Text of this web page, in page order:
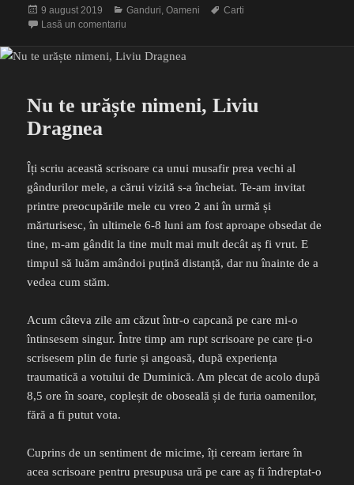
Publicat
pe
9 august 2019 Categorii
Ganduri,Oameni Etichete
Carti
Lasă un comentariu
Nu te urăște nimeni, Liviu
Dragnea
Îți scriu această scrisoare ca unui musafir prea vechi al
gândurilor mele, a cărui vizită s-a încheiat. Te-am invitat
printre preocupările mele cu vreo 2 ani în urmă și
mărturisesc, în ultimele 6-8 luni am fost aproape obsedat de
tine, m-am gândit la tine mult mai mult decât aș fi vrut. E
timpul să luăm amândoi puțină distanță, dar nu înainte de a
vedea cum stăm.
Acum câteva zile am căzut într-o capcană pe care mi-o
întinsesem singur. Între timp am rupt scrisoare pe care ți-o
scrisesem plin de furie și angoasă, după experiența
traumatică a votului de Duminică. Am plecat de acolo după
8,5 ore în soare, copleșit de oboseală și de furia oamenilor,
fără a fi putut vota.
Cuprins de un sentiment de micime, îți ceream iertare în
acea scrisoare pentru presupusa ură pe care aș fi îndreptat-o